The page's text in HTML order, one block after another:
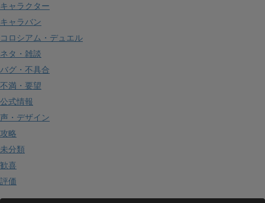
キャラクター
キャラバン
コロシアム・デュエル
ネタ・雑談
バグ・不具合
不満・要望
公式情報
声・デザイン
攻略
未分類
歓喜
評価